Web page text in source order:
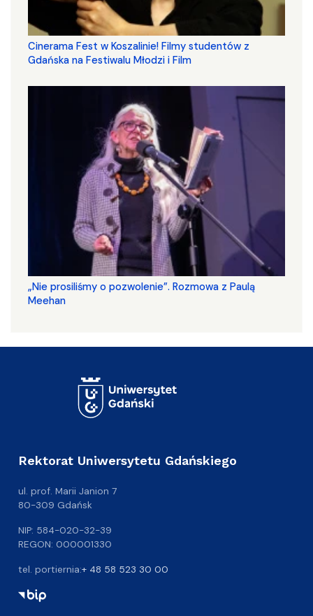
Cinerama Fest w Koszalinie! Filmy studentów z
Gdańska na Festiwalu Młodzi i Film
„Nie prosiliśmy o pozwolenie”. Rozmowa z Paulą
Meehan
Rektorat Uniwersytetu Gdańskiego
ul. prof. Marii Janion 7
80-309 Gdańsk
NIP: 584-020-32-39
REGON: 000001330
tel. portiernia:+ 48 58 523 30 00